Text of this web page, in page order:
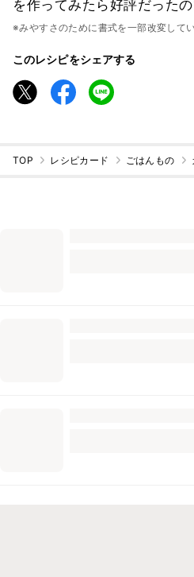
を作ってみたら好評だった
※みやすさのために書式を一部改変してい
このレシピをシェアする
TOP レシピカード ごはんもの